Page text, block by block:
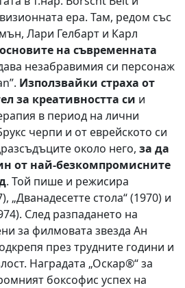
ера. Там, редом със
Лари Гелбарт и Карл
на съвременната
незабравимия си персонаж
Използвайки страха от
за креативността си и
в период на лични
черпи и от еврейското си
около него, за да
от най-безкомпромисните
. Той пише и режисира
„Дванадесетте стола“ (1970) и
След разпадането на
за филмовата звезда Ан
през трудните години и
Наградата „Оскар®“ за
боксофис успех на